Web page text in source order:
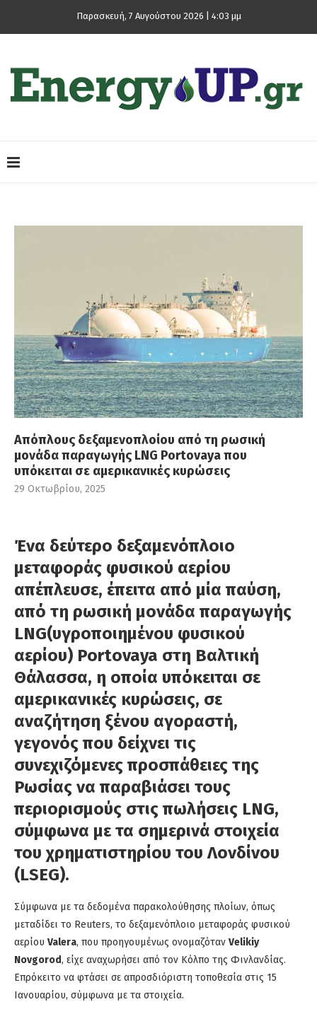
Παρασκευή, 7 Αυγούστου 2026 | 4:03 μμ
Απόπλους δεξαμενοπλοίου από τη ρωσική
μονάδα παραγωγής LNG Portovaya που
υπόκειται σε αμερικανικές κυρώσεις
29 Οκτωβρίου, 2025
Ένα δεύτερο δεξαμενόπλοιο
μεταφοράς φυσικού αερίου
απέπλευσε, έπειτα από μία παύση,
από τη ρωσική μονάδα παραγωγής
LNG(υγροποιημένου φυσικού
αερίου) Portovaya στη Βαλτική
Θάλασσα, η οποία υπόκειται σε
αμερικανικές κυρώσεις, σε
αναζήτηση ξένου αγοραστή,
γεγονός που δείχνει τις
συνεχιζόμενες προσπάθειες της
Ρωσίαςνα παραβιάσει τους
περιορισμούς στις πωλήσεις LNG,
σύμφωνα με τα σημερινά στοιχεία
του χρηματιστηρίου του Λονδίνου
(LSEG).
Σύμφωνα με τα δεδομένα παρακολούθησης πλοίων, όπως
μεταδίδει το Reuters, το δεξαμενόπλοιο μεταφοράς φυσικού
αερίου Valera, που προηγουμένως ονομαζόταν Velikiy
Novgorod, είχε αναχωρήσει από τον Κόλπο της Φινλανδίας.
Επρόκειτο να φτάσει σε απροσδιόριστη τοποθεσία στις 15
Ιανουαρίου, σύμφωνα με τα στοιχεία.